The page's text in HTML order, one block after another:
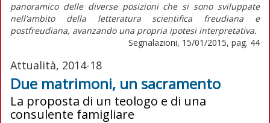
panoramico delle diverse posizioni che si sono sviluppate
nell’ambito della letteratura scientifica freudiana e
postfreudiana, avanzando una propria ipotesi interpretativa.
Segnalazioni, 15/01/2015, pag. 44
Attualità, 2014-18
Due matrimoni, un sacramento
La proposta di un teologo e di una
consulente famigliare